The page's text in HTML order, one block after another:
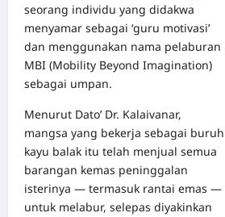
seorang individu yang didakwa
menyamar sebagai ‘guru motivasi’
dan menggunakan nama pelaburan
MBI (Mobility Beyond Imagination)
sebagai umpan.
Menurut Dato’ Dr. Kalaivanar,
mangsa yang bekerja sebagai buruh
kayu balak itu telah menjual semua
barangan kemas peninggalan
isterinya — termasuk rantai emas —
untuk melabur, selepas diyakinkan